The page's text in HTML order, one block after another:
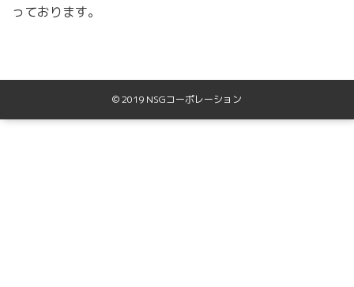
っております。
© 2019 NSGコーポレーション